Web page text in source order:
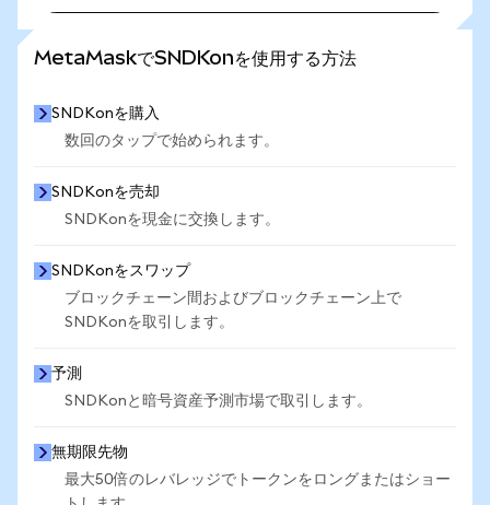
MetaMaskでSNDKonを使用する方法
SNDKonを購入
数回のタップで始められます。
SNDKonを売却
SNDKonを現金に交換します。
SNDKonをスワップ
ブロックチェーン間およびブロックチェーン上で
SNDKonを取引します。
予測
SNDKonと暗号資産予測市場で取引します。
無期限先物
最大50倍のレバレッジでトークンをロングまたはショー